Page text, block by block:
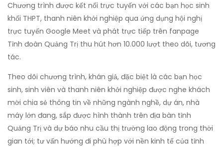
Chương trình được kết nối trực tuyến với các bạn học sinh
khối THPT, thanh niên khởi nghiệp qua ứng dụng hội nghị
trực tuyến Google Meet và phát trực tiếp trên fanpage
Tỉnh đoàn Quảng Trị thu hút hơn 10.000 lượt theo dõi, tương
tác.
Theo dõi chương trình, khán giả, đặc biệt là các bạn học
sinh, sinh viên và thanh niên khởi nghiệp được nghe khách
mời chia sẻ thông tin về những ngành nghề, dự án, nhà
máy lớn đang, sắp được hình thành trên địa bàn tỉnh
Quảng Trị và dự báo nhu cầu thị trường lao động trong thời
gian tới; tư vấn hướng đi phù hợp với nền kinh tế của tỉnh